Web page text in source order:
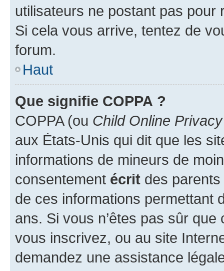
utilisateurs ne postant pas pour
Si cela vous arrive, tentez de
forum.
Haut
Que signifie COPPA ?
COPPA (ou Child Online
aux États-Unis qui dit que les
informations de mineurs de
consentement écrit des parents
de ces informations permettant
ans. Si vous n’êtes pas sûr
vous inscrivez, ou au site
demandez une assistance